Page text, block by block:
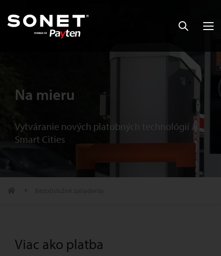
Na mieru
Vytváranie nových platobných technológií a
Smart Cities
Viac ako platba